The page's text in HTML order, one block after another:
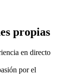
propias
en directo
por el